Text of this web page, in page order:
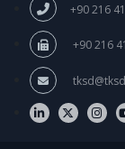
+90 216
+90 216